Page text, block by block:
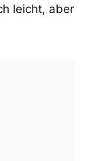
leicht, aber